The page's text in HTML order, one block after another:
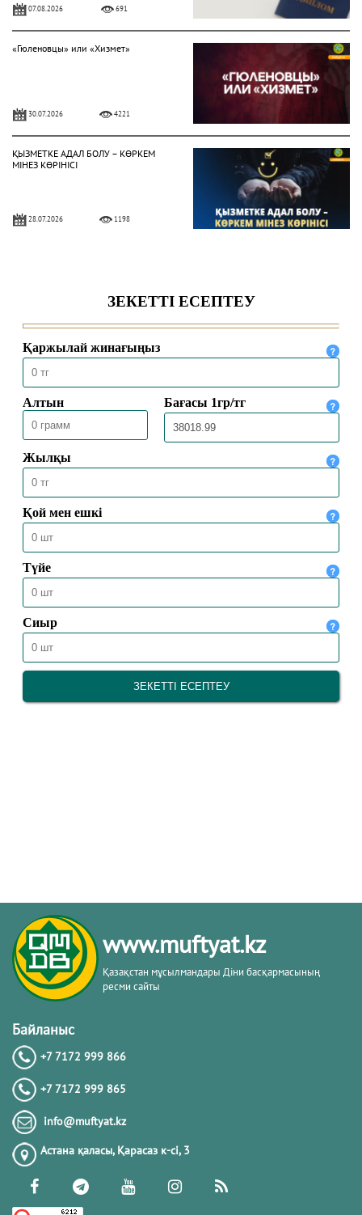
07.08.2026 691
«Гюленовцы» или «Хизмет»
30.07.2026 4221
ҚЫЗМЕТКЕ АДАЛ БОЛУ – КӨРКЕМ
МІНЕЗ КӨРІНІСІ
28.07.2026 1198
24.07.2026 1469
ҚОЛЖАЗБАЛАРДА ҰЛТТЫҢ
ҚҰНДЫЛЫҒЫ ҚАТТАЛҒАН
23.07.2026
www.muftyat.kz
Қазақстан мұсылмандары Діни басқармасының
ресми сайты
Байланыс
+7 7172 999 866
+7 7172 999 865
info@muftyat.kz
Астана қаласы, Қарасаз к-сi, 3